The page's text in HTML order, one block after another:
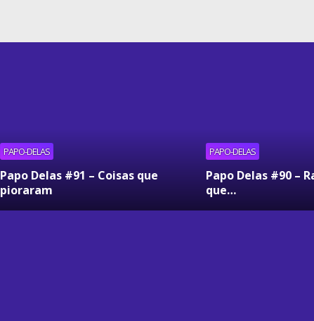
PAPO-DELAS
Papo Delas #91 – Coisas que
pioraram
PAPO-DELAS
Papo Delas #90 –
que…